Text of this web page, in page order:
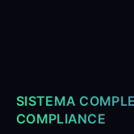
SISTEMA
COMPLIANCE